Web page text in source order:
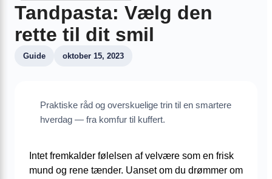
Tandpasta: Vælg den
rette til dit smil
Guide oktober 15, 2023
Praktiske råd og overskuelige trin til en smartere
hverdag — fra komfur til kuffert.
Intet fremkalder følelsen af velvære som en frisk
mund og rene tænder. Uanset om du drømmer om